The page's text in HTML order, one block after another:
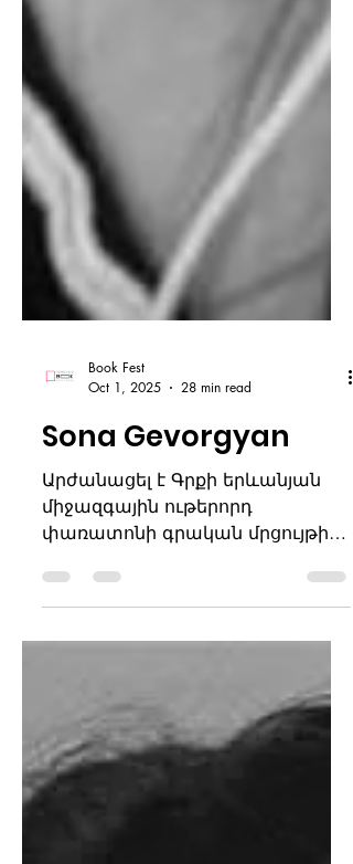
Book Fest
Oct 1, 2025
28 min read
Sona Gevorgyan
Արժանացել է Գրքի երևանյան
փառատոնի գրական մրցույթի
Երևան,...